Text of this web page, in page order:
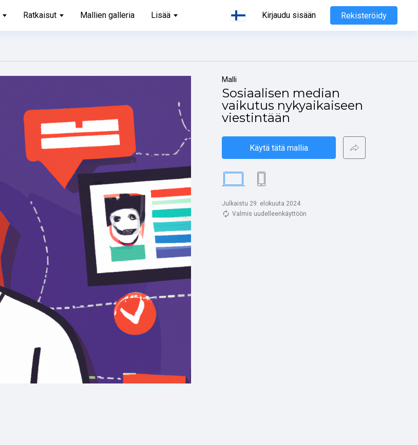
Ratkaisut Mallien galleria Lisää Kirjaudu sisään Rekisteröidy
Malli
Sosiaalisen median
vaikutus nykyaikaiseen
viestintään
Käytä tätä mallia
Julkaistu 29. elokuuta 2024
Valmis uudelleenkäyttöön